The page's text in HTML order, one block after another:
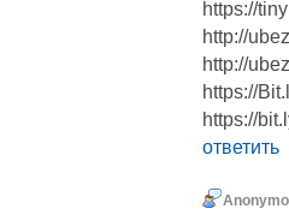
https://
http://
http://
https://
https://
ответить